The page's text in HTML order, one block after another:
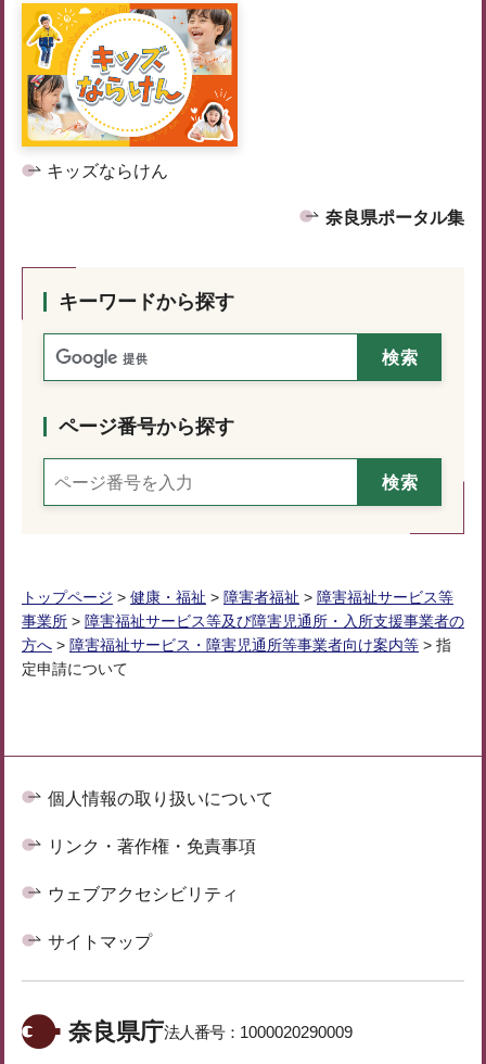
キッズならけん
奈良県ポータル集
キーワードから探す
ページ番号から探す
トップページ > 健康・福祉 > 障害者福祉 > 障害福祉サービス等
事業所 > 障害福祉サービス等及び障害児通所・入所支援事業者の
方へ > 障害福祉サービス・障害児通所等事業者向け案内等 > 指
定申請について
個人情報の取り扱いについて
リンク・著作権・免責事項
ウェブアクセシビリティ
サイトマップ
奈良県庁法人番号： 1000020290009